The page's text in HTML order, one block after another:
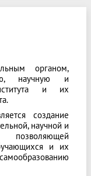
органом,
научную и
и их
создание
научной и
позволяющей
и их